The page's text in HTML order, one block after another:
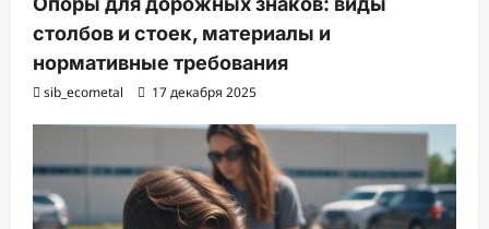
столбов и стоек, материалы и
нормативные требования
sib_ecometal 17 декабря 2025